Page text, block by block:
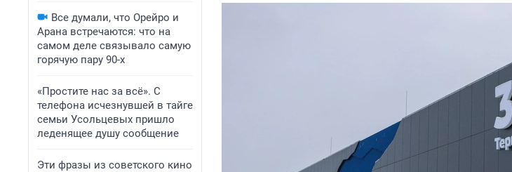
Все думали, что Орейро и
Арана встречаются: что на
самом деле связывало самую
горячую пару 90-х
«Простите нас за всё». С
телефона исчезнувшей в тайге
семьи Усольцевых пришло
леденящее душу сообщение
Эти фразы из советского кино